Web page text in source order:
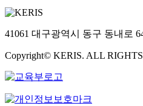
41061 대구광역시 동구 동내로
Copyright© KERIS. ALL